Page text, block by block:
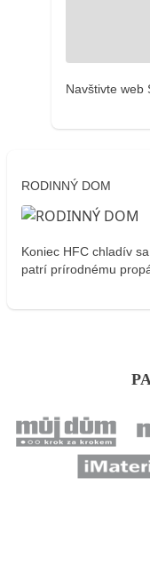
Navštivte web
RODINNÝ DOM
Koniec HFC chladív
patrí prírodnému